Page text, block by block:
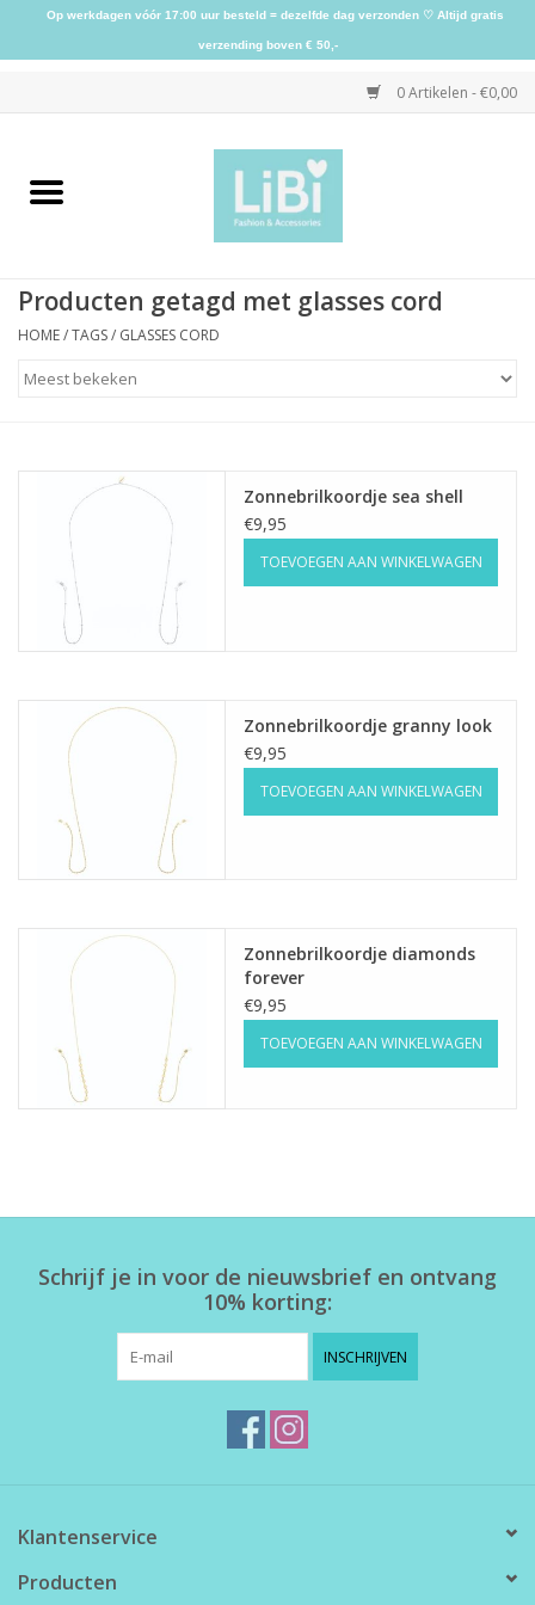
0 Artikelen - €0,00
Home
Schoenen
Accessoires
Home deco
SALE
Herensokken
Producten getagd met glasses cord
HOME/TAGS/ GLASSES CORD
Zonnebrilkoordje sea shell
€9,95
TOEVOEGEN AAN WINKELWAGEN
Zonnebrilkoordje granny look
€9,95
TOEVOEGEN AAN WINKELWAGEN
Zonnebrilkoordje diamonds
forever
€9,95
TOEVOEGEN AAN WINKELWAGEN
Schrijf je in voor de nieuwsbrief en ontvang
10% korting:
INSCHRIJVEN
Klantenservice
Producten
Op werkdagen vóór 17:00 uur besteld = dezelfde dag verzonden ♡ Altijd gratis
verzending boven € 50,-